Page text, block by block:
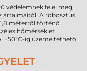
védelemnek felel meg,
ártalmaitól. A robosztus
méterről történő
hőmérséklet
+50°C-ig üzemeltethető.